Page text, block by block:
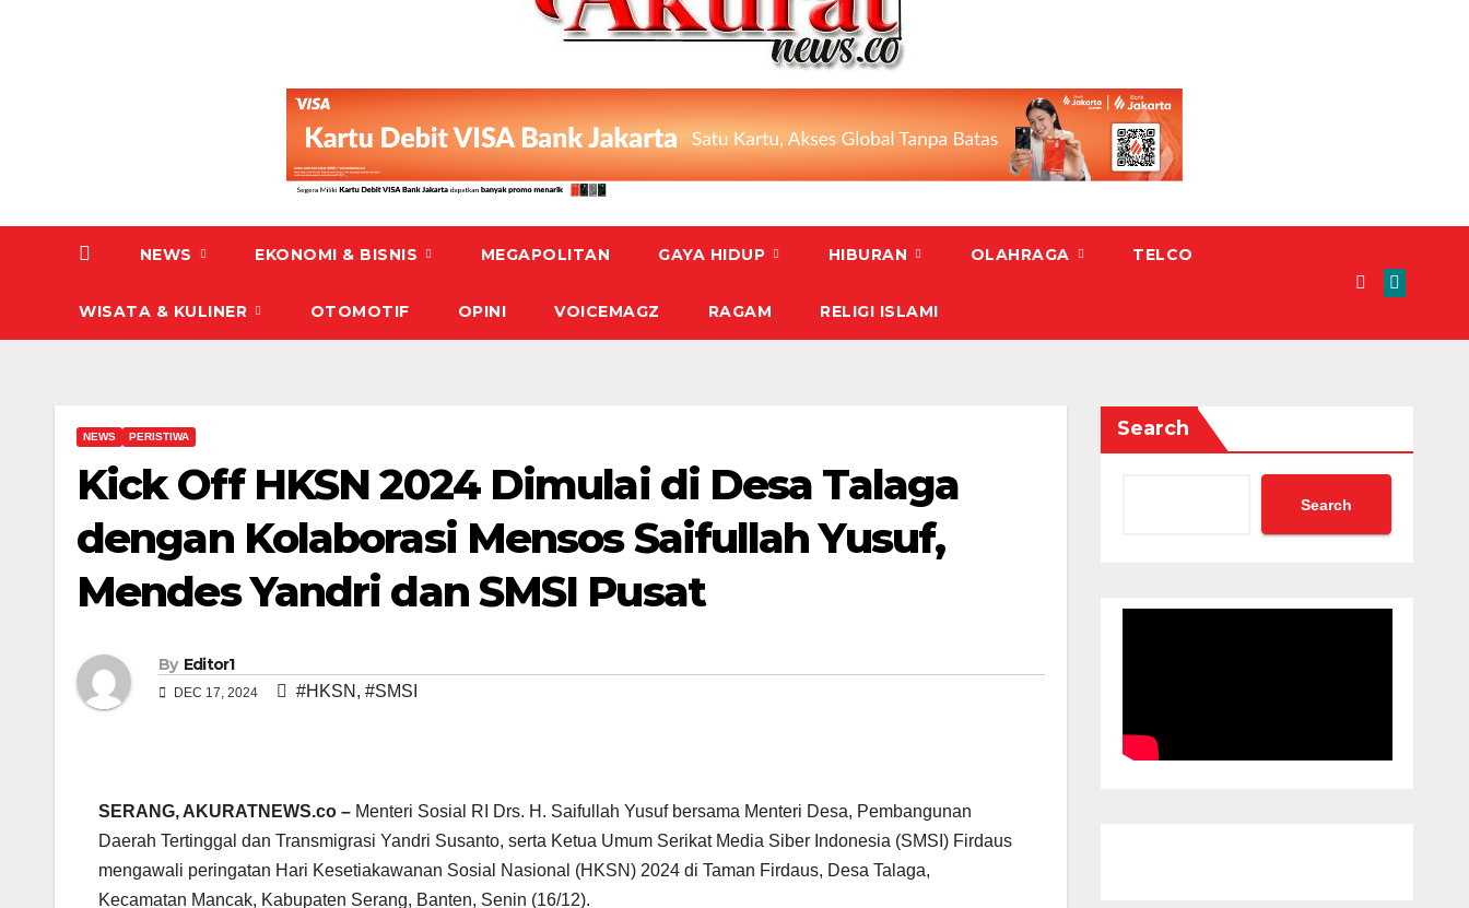
NEWS EKONOMI & BISNIS MEGAPOLITAN GAYA HIDUP HIBURAN OLAHRAGA TELCO
WISATA & KULINER OTOMOTIF OPINI VOICEMAGZ RAGAM RELIGI ISLAMI
NEWS PERISTIWA
Kick Off HKSN 2024 Dimulai di Desa Talaga
dengan Kolaborasi Mensos Saifullah Yusuf,
Mendes Yandri dan SMSI Pusat
By Editor1
DEC 17, 2024 #HKSN , #SMSI
SERANG, AKURATNEWS.co – Menteri Sosial RI Drs. H. Saifullah Yusuf bersama Menteri Desa, Pembangunan
Daerah Tertinggal dan Transmigrasi Yandri Susanto, serta Ketua Umum Serikat Media Siber Indonesia (SMSI) Firdaus
mengawali peringatan Hari Kesetiakawanan Sosial Nasional (HKSN) 2024 di Taman Firdaus, Desa Talaga,
Kecamatan Mancak, Kabupaten Serang, Banten, Senin (16/12).
Search
Search